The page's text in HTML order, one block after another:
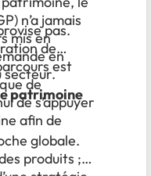
n’a jamais
mis en
en
secteur.
pas.
de
est
de
de s’appuyer
afin de
patrimoine
globale.
produits ; il